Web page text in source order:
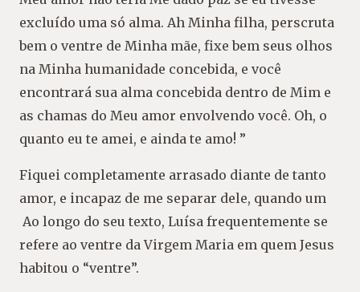
excluído uma só alma. Ah Minha filha, perscruta
bem o ventre de Minha mãe, fixe bem seus olhos
na Minha humanidade concebida, e você
encontrará sua alma concebida dentro de Mim e
as chamas do Meu amor envolvendo você. Oh, o
quanto eu te amei, e ainda te amo! ”
Fiquei completamente arrasado diante de tanto
amor, e incapaz de me separar dele, quando um
Ao longo do seu texto, Luísa frequentemente se
refere ao ventre da Virgem Maria em quem Jesus
habitou o “ventre”.